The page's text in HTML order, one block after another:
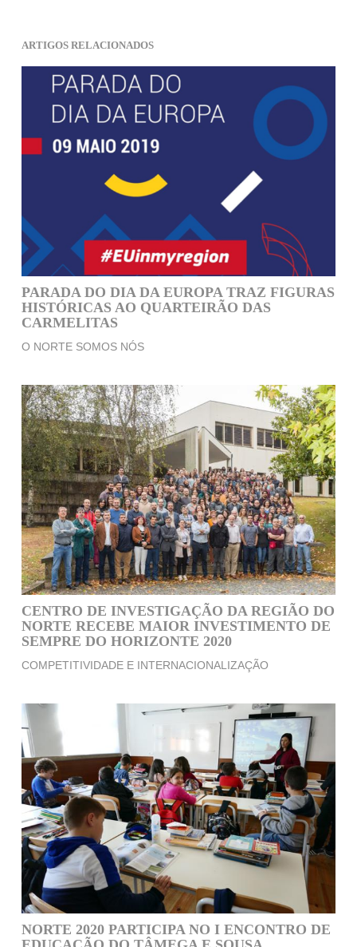
ARTIGOS RELACIONADOS
PARADA DO DIA DA EUROPA TRAZ FIGURAS
HISTÓRICAS AO QUARTEIRÃO DAS
CARMELITAS
O NORTE SOMOS NÓS
CENTRO DE INVESTIGAÇÃO DA REGIÃO DO
NORTE RECEBE MAIOR INVESTIMENTO DE
SEMPRE DO HORIZONTE 2020
COMPETITIVIDADE E INTERNACIONALIZAÇÃO
NORTE 2020 PARTICIPA NO I ENCONTRO DE